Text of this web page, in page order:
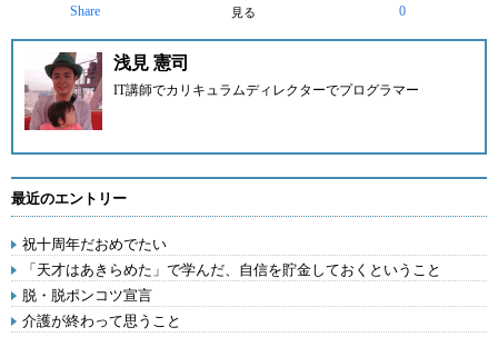
Share 見る 0
浅見 憲司
IT講師でカリキュラムディレクターでプログラマー
最近のエントリー
祝十周年だおめでたい
「天才はあきらめた」で学んだ、自信を貯金しておくということ
脱・脱ポンコツ宣言
介護が終わって思うこと